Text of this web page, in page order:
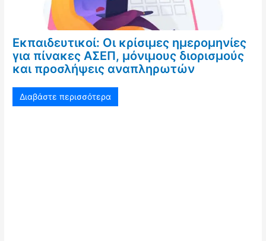
Εκπαιδευτικοί: Οι κρίσιμες ημερομηνίες
για πίνακες ΑΣΕΠ, μόνιμους διορισμούς
και προσλήψεις αναπληρωτών
Διαβάστε περισσότερα